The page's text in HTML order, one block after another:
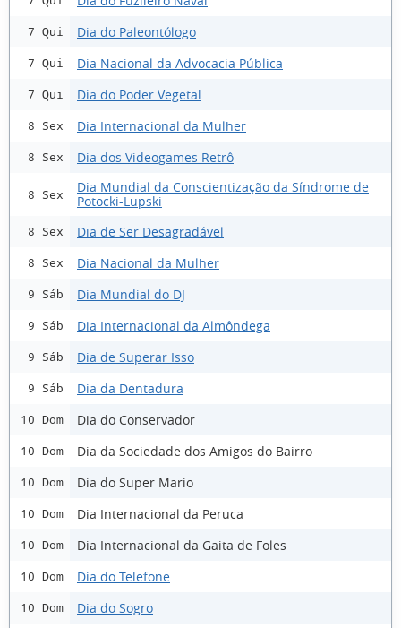
7 Qui Dia do Paleontólogo
7 Qui Dia Nacional da Advocacia Pública
7 Qui Dia do Poder Vegetal
8 Sex Dia Internacional da Mulher
8 Sex Dia dos Videogames Retrô
8 Sex
Dia Mundial da Conscientização da Síndrome de
Potocki-Lupski
8 Sex Dia de Ser Desagradável
8 Sex Dia Nacional da Mulher
9 Sáb Dia Mundial do DJ
9 Sáb Dia Internacional da Almôndega
9 Sáb Dia de Superar Isso
9 Sáb Dia da Dentadura
10 Dom Dia do Conservador
10 Dom Dia da Sociedade dos Amigos do Bairro
10 Dom Dia do Super Mario
10 Dom Dia Internacional da Peruca
10 Dom Dia Internacional da Gaita de Foles
10 Dom Dia do Telefone
10 Dom Dia do Sogro